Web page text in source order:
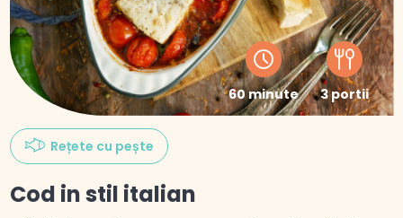
60 minute 3 portii
Rețete cu pește
Cod in stil italian